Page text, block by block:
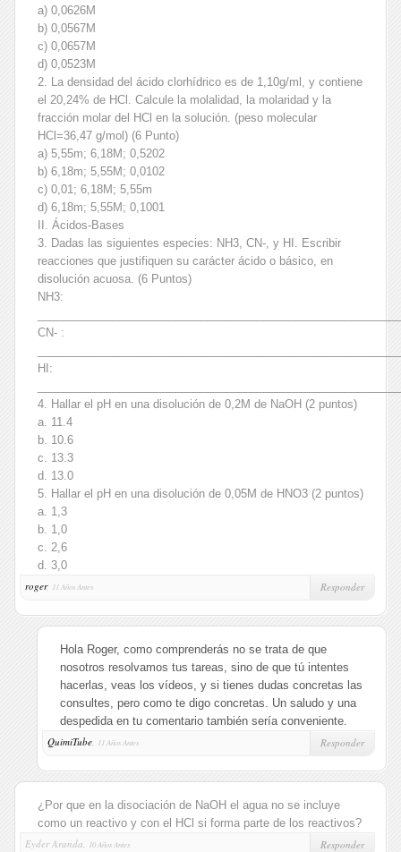
a) 0,0626M
b) 0,0567M
c) 0,0657M
d) 0,0523M
2. La densidad del ácido clorhídrico es de 1,10g/ml, y contiene
el 20,24% de HCl. Calcule la molalidad, la molaridad y la
fracción molar del HCl en la solución. (peso molecular
HCl=36,47 g/mol) (6 Punto)
a) 5,55m; 6,18M; 0,5202
b) 6,18m; 5,55M; 0,0102
c) 0,01; 6,18M; 5,55m
d) 6,18m; 5,55M; 0,1001
II. Ácidos-Bases
3. Dadas las siguientes especies: NH3, CN-, y HI. Escribir
reacciones que justifiquen su carácter ácido o básico, en
disolución acuosa. (6 Puntos)
NH3:
CN- :
HI:
4. Hallar el pH en una disolución de 0,2M de NaOH (2 puntos)
a. 11.4
b. 10.6
c. 13.3
d. 13.0
5. Hallar el pH en una disolución de 0,05M de HNO3 (2 puntos)
a. 1,3
b. 1,0
c. 2,6
d. 3,0
roger, 11 Años Antes Responder
Hola Roger, como comprenderás no se trata de que
nosotros resolvamos tus tareas, sino de que tú intentes
hacerlas, veas los vídeos, y si tienes dudas concretas las
consultes, pero como te digo concretas. Un saludo y una
despedida en tu comentario también sería conveniente.
QuimiTube, 11 Años Antes Responder
¿Por que en la disociación de NaOH el agua no se incluye
como un reactivo y con el HCl si forma parte de los reactivos?
Eyder Aranda,
10 Años Antes Responder